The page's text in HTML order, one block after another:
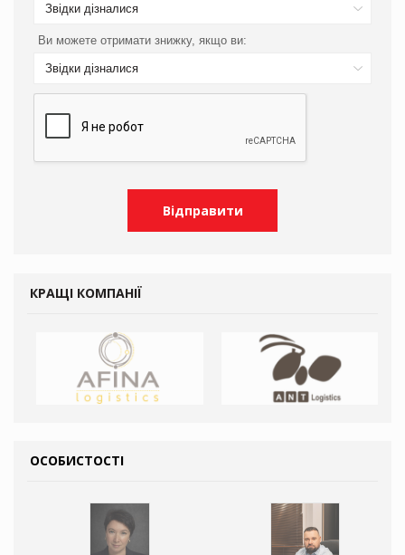
Звідки дізналися
Ви можете отримати знижку, якщо ви:
Звідки дізналися
КРАЩІ КОМПАНІЇ
ОСОБИСТОСТІ